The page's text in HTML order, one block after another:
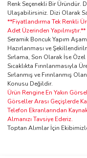
Renk Seçenekli Bir Üründür.
Ulaşabilirsiniz. Dizi Olarak
**Fiyatlandırma Tek Renkli
Adet Üzerinden Yapılmıştır.**
Seramik Boncuk Yapım
Hazırlanması ve
Sırlama, Son Olarak İse Özel
Sıcaklıkta Fırınlanmasıyla
Sırlanmış ve Fırınlanmış
Konusu Değildir.
Ürün Rengine En Yakın
Görseller Arası Geçişlerde
Telefon Ekranlarından
Almanızı Tavsiye Ederiz.
Toptan Alımlar İçin